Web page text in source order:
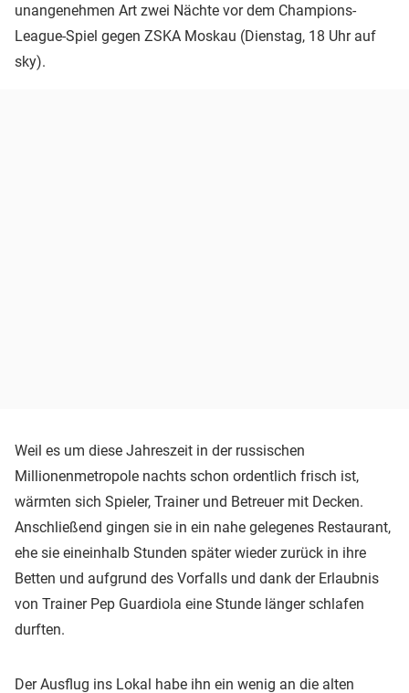
unangenehmen Art zwei Nächte vor dem Champions-
League-Spiel gegen ZSKA Moskau (Dienstag, 18 Uhr auf
sky).
Weil es um diese Jahreszeit in der russischen
Millionenmetropole nachts schon ordentlich frisch ist,
wärmten sich Spieler, Trainer und Betreuer mit Decken.
Anschließend gingen sie in ein nahe gelegenes Restaurant,
ehe sie eineinhalb Stunden später wieder zurück in ihre
Betten und aufgrund des Vorfalls und dank der Erlaubnis
von Trainer Pep Guardiola eine Stunde länger schlafen
durften.
Der Ausflug ins Lokal habe ihn ein wenig an die alten